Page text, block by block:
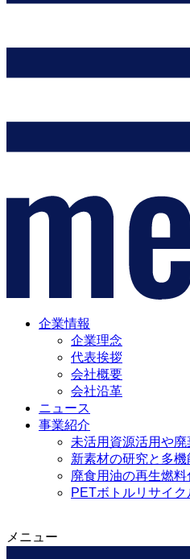
企業情報
企業理念
代表挨拶
会社概要
会社沿革
ニュース
事業紹介
未活用資源活用や
新素材の研究と多
廃食用油の再生燃料
PETボトルリサイ
メニュー